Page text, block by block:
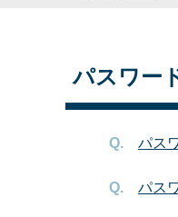
パスワー
パス
パス